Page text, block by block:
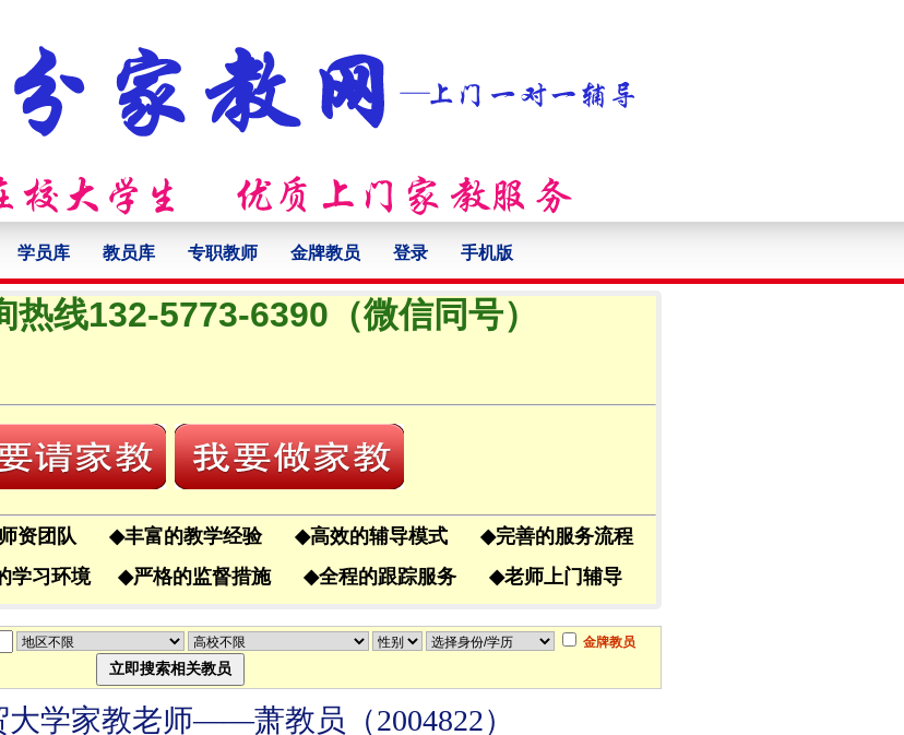
学员库 教员库 专职教师 金牌教员 登录 手机版
热线132-5773-6390（微信同号）
师资团队 ◆丰富的教学经验 ◆高效的辅导模式 ◆完善的服务流程
学习环境 ◆严格的监督措施 ◆全程的跟踪服务 ◆老师上门辅导
金牌教员
大学家教老师——萧教员（2004822）